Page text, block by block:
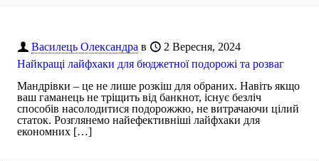
Василець Олександра в
2 Вересня, 2024
Найкращі лайфхаки для бюджетної подорожі та розваг
Мандрівки – це не лише розкіш для обраних. Навіть якщо
ваш гаманець не тріщить від банкнот, існує безліч
способів насолодитися подорожжю, не витрачаючи цілий
статок. Розглянемо найефективніші лайфхаки для
економних […]